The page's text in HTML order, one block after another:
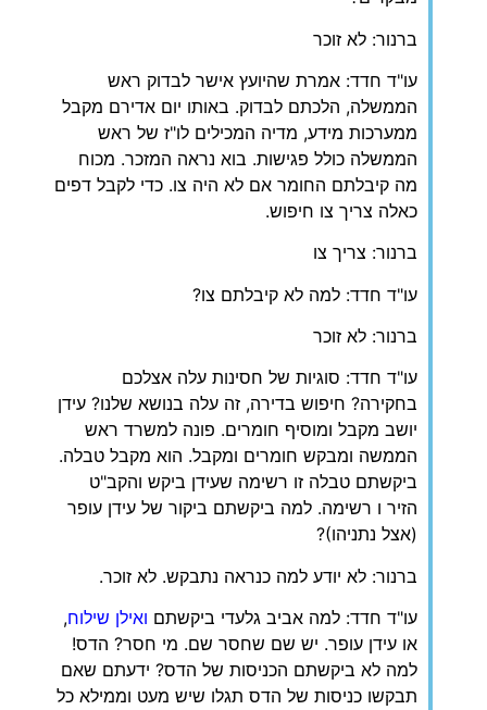
ברנור: לא זוכר
עו"ד חדד: אמרת שהיועץ אישר לבדוק ראש
הממשלה, הלכתם לבדוק. באותו יום אדירם מקבל
ממערכות מידע, מדיה המכילים לו"ז של ראש
הממשלה כולל פגישות. בוא נראה המזכר. מכוח
מה קיבלתם החומר אם לא היה צו. כדי לקבל דפים
כאלה צריך צו חיפוש.
ברנור: צריך צו
עו"ד חדד: למה לא קיבלתם צו?
ברנור: לא זוכר
עו"ד חדד: סוגיות של חסינות עלה אצלכם
בחקירה? חיפוש בדירה, זה עלה בנושא שלנו? עידן
יושב מקבל ומוסיף חומרים. פונה למשרד ראש
הממשה ומבקש חומרים ומקבל. הוא מקבל טבלה.
ביקשתם טבלה זו רשימה שעידן ביקש והקב"ט
הזיר ו רשימה. למה ביקשתם ביקור של עידן עופר
(אצל נתניהו)?
ברנור: לא יודע למה כנראה נתבקש. לא זוכר.
עו"ד חדד: למה אביב גלעדי ביקשתם ואילן שילוח,
או עידן עופר. יש שם שחסר שם. מי חסר? הדס!
למה לא ביקשתם הכניסות של הדס? ידעתם שאם
תבקשו כניסות של הדס תגלו שיש מעט וממילא כל